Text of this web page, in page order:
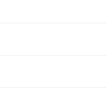
ション
ニアリングと生成AI
ド開発